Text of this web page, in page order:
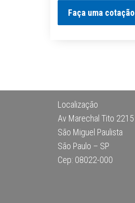
Faça uma cotação
Localização
Av Marechal Tito 2215
São Miguel Paulista
São Paulo – SP
Cep: 08022-000